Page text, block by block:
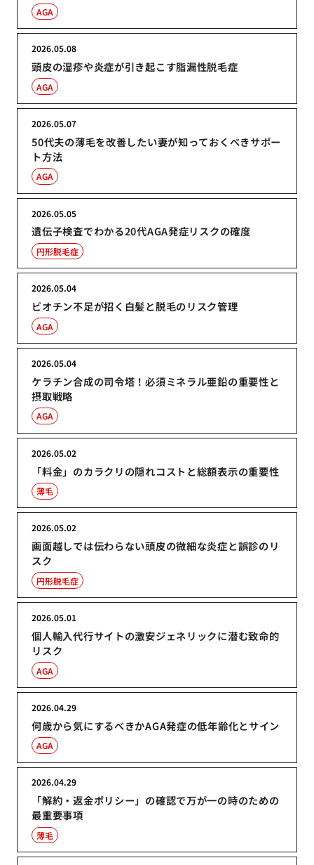
AGA
頭皮の湿疹や炎症が引き起こす脂漏性脱毛症
2026.05.08
AGA
50代夫の薄毛を改善したい妻が知っておくべきサポー
ト方法
2026.05.07
AGA
遺伝子検査でわかる20代AGA発症リスクの確度
2026.05.05
円形脱毛症
ビオチン不足が招く白髪と脱毛のリスク管理
2026.05.04
AGA
ケラチン合成の司令塔！必須ミネラル亜鉛の重要性と
摂取戦略
2026.05.04
AGA
「料金」のカラクリの隠れコストと総額表示の重要性
2026.05.02
薄毛
画面越しでは伝わらない頭皮の微細な炎症と誤診のリ
スク
2026.05.02
円形脱毛症
個人輸入代行サイトの激安ジェネリックに潜む致命的
リスク
2026.05.01
AGA
何歳から気にするべきかAGA発症の低年齢化とサイン
2026.04.29
AGA
「解約・返金ポリシー」の確認で万が一の時のための
最重要事項
2026.04.29
薄毛